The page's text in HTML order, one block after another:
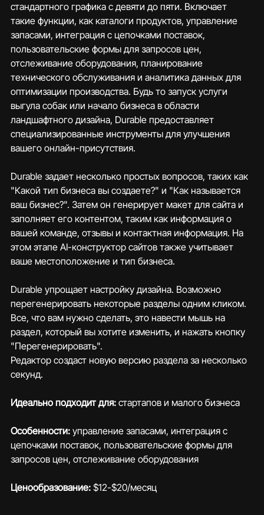
стандартного графика с девяти до пяти. Включает
такие функции, как каталоги продуктов, управление
запасами, интеграция с цепочками поставок,
пользовательские формы для запросов цен,
отслеживание оборудования, планирование
технического обслуживания и аналитика данных для
оптимизации производства. Будь то запуск услуги
выгула собак или начало бизнеса в области
ландшафтного дизайна, Durable предоставляет
специализированные инструменты для улучшения
вашего онлайн-присутствия.
Durable задает несколько простых вопросов, таких как
"Какой тип бизнеса вы создаете?" и "Как называется
ваш бизнес?". Затем он генерирует макет для сайта и
заполняет его контентом, таким как информация о
вашей команде, отзывы и контактная информация. На
этом этапе AI-конструктор сайтов также учитывает
ваше местоположение и тип бизнеса.
Durable упрощает настройку дизайна. Возможно
перегенерировать некоторые разделы одним кликом.
Все, что вам нужно сделать, это навести мышь на
раздел, который вы хотите изменить, и нажать кнопку
"Перегенерировать".
Редактор создаст новую версию раздела за несколько
секунд.
Идеально подходит для: стартапов и малого бизнеса
Особенности: управление запасами, интеграция с
цепочками поставок, пользовательские формы для
запросов цен, отслеживание оборудования
Ценообразование: $12-$20/месяц